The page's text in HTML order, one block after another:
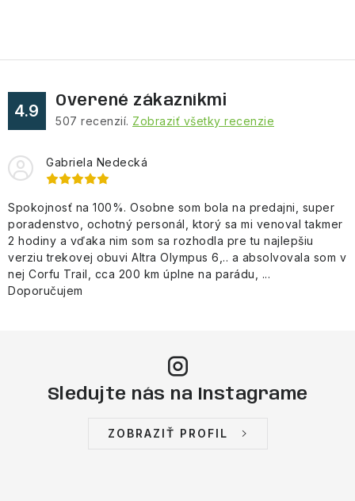
NAŠE SLUŽBY
VÝPREDAJ
ZNAČKY
Vrátenie a výmena Doprava a platba
Blog
Moja objednávka
4.9
Overené zákazníkmi
507 recenzií. Zobraziť všetky recenzie
Gabriela Nedecká
Spokojnosť na 100%. Osobne som bola na predajni, super
poradenstvo, ochotný personál, ktorý sa mi venoval takmer
2 hodiny a vďaka nim som sa rozhodla pre tu najlepšiu
verziu trekovej obuvi Altra Olympus 6,.. a absolvovala som v
nej Corfu Trail, cca 200 km úplne na parádu, ...
Doporučujem
Sledujte nás na Instagrame
ZOBRAZIŤ PROFIL